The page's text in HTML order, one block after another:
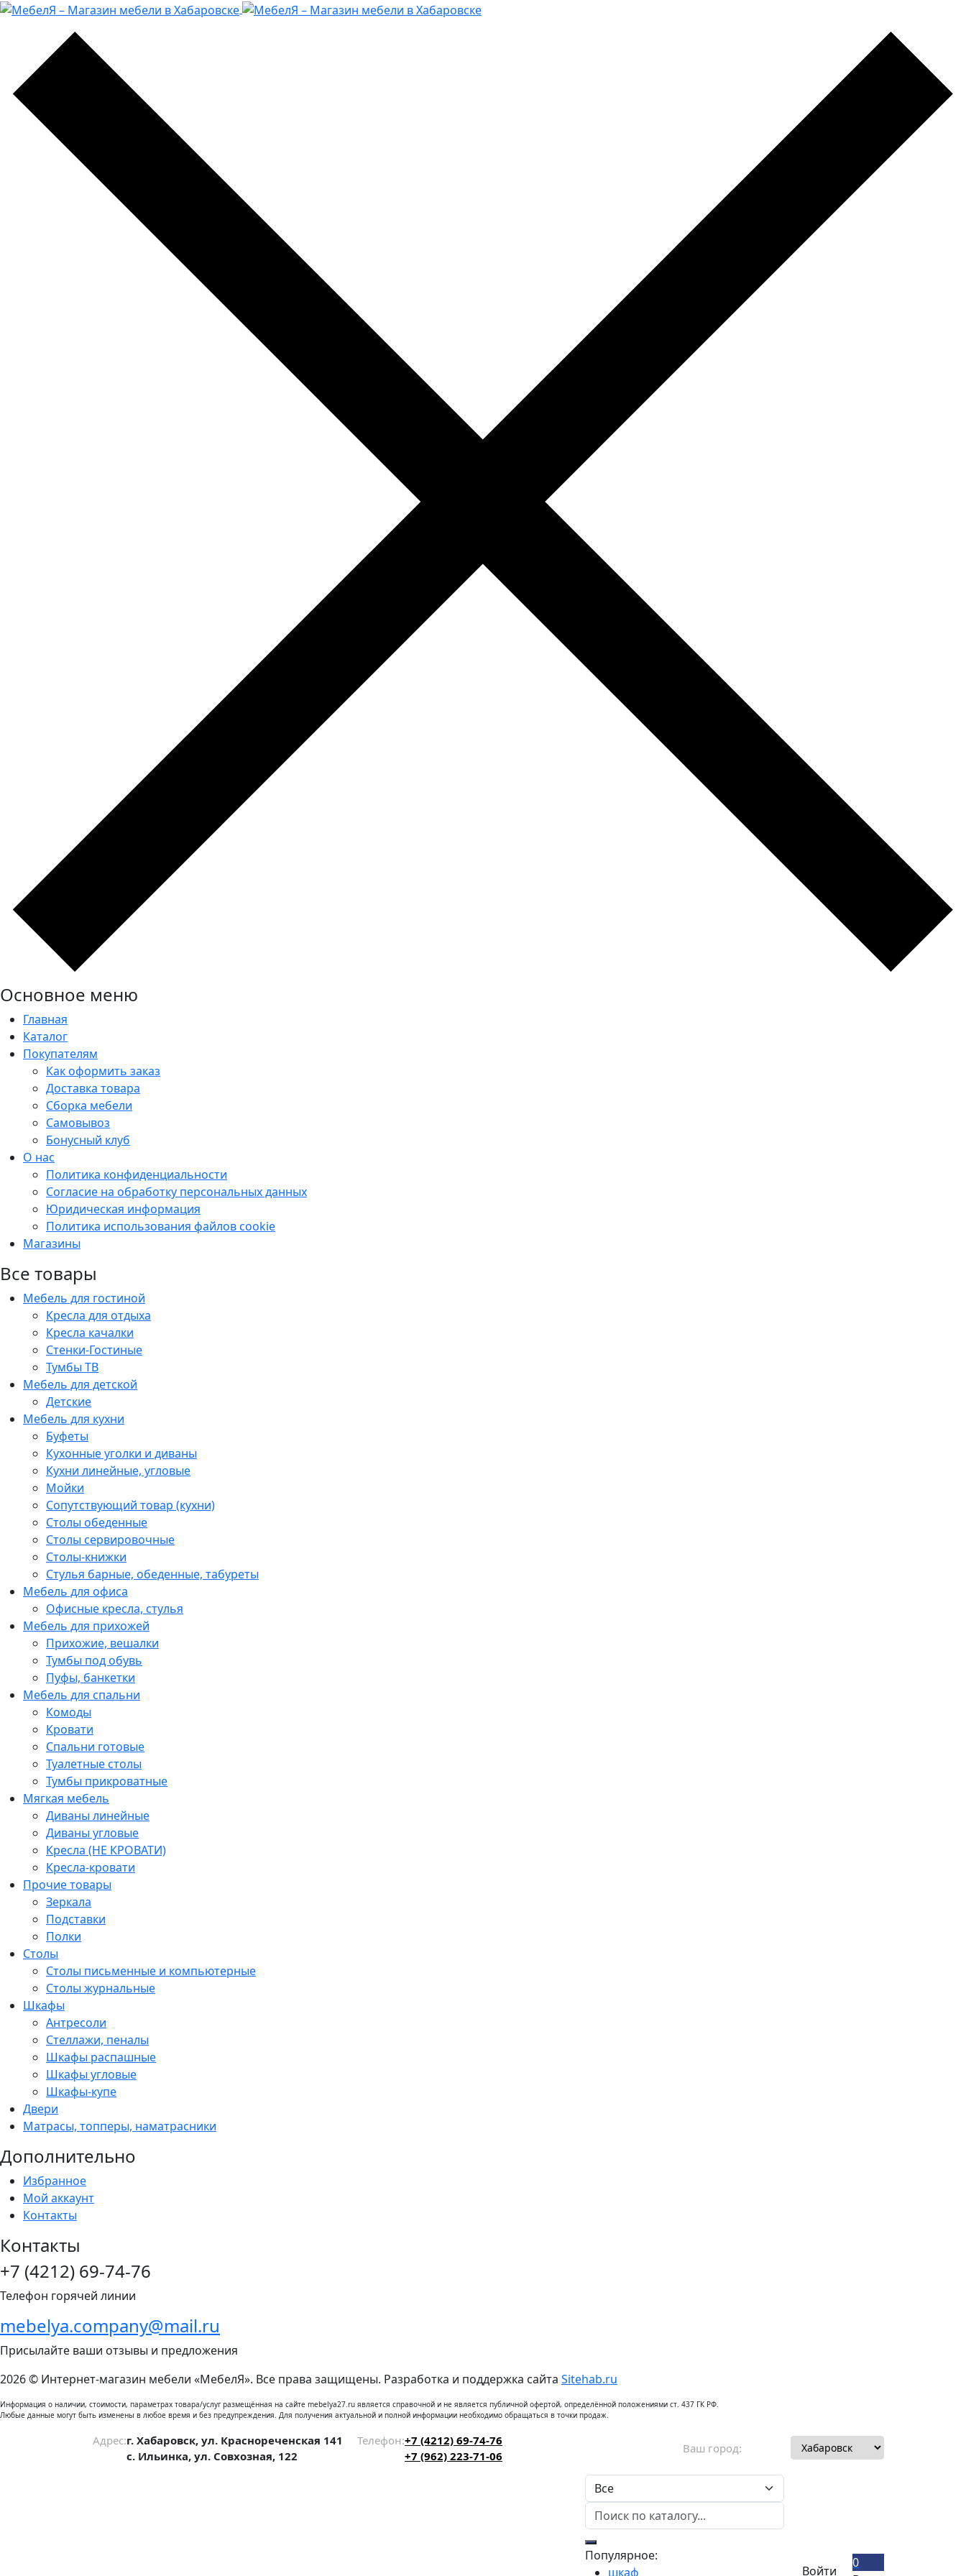
Основное меню
Главная
Каталог
Покупателям
Как оформить заказ
Доставка товара
Сборка мебели
Самовывоз
Бонусный клуб
О нас
Политика конфиденциальности
Согласие на обработку персональных данных
Юридическая информация
Политика использования файлов cookie
Магазины
Все товары
Мебель для гостиной
Кресла для отдыха
Кресла качалки
Стенки-Гостиные
Тумбы ТВ
Мебель для детской
Детские
Мебель для кухни
Буфеты
Кухонные уголки и диваны
Кухни линейные, угловые
Мойки
Сопутствующий товар (кухни)
Столы обеденные
Столы сервировочные
Столы-книжки
Стулья барные, обеденные, табуреты
Мебель для офиса
Офисные кресла, стулья
Мебель для прихожей
Прихожие, вешалки
Тумбы под обувь
Пуфы, банкетки
Мебель для спальни
Комоды
Кровати
Спальни готовые
Туалетные столы
Тумбы прикроватные
Мягкая мебель
Диваны линейные
Диваны угловые
Кресла (НЕ КРОВАТИ)
Кресла-кровати
Прочие товары
Зеркала
Подставки
Полки
Столы
Столы письменные и компьютерные
Столы журнальные
Шкафы
Антресоли
Стеллажи, пеналы
Шкафы распашные
Шкафы угловые
Шкафы-купе
Двери
Матрасы, топперы, наматрасники
Дополнительно
Избранное
Мой аккаунт
Контакты
Контакты
+7 (4212) 69-74-76
Телефон горячей линии
mebelya.company@mail.ru
Присылайте ваши отзывы и предложения
2026 © Интернет-магазин мебели «МебелЯ». Все права защищены. Разработка и поддержка сайта Sitehab.ru
Информация о наличии, стоимости, параметрах товара/услуг размещённая на сайте mebelya27.ru является справочной и не является публичной офертой, определённой положениями ст. 437 ГК РФ.
Любые данные могут быть изменены в любое время и без предупреждения. Для получения актуальной и полной информации необходимо обращаться в точки продаж.
Адрес:г. Хабаровск, ул. Краснореченская 141
с. Ильинка, ул. Совхозная, 122
Телефон:+7 (4212) 69-74-76
+7 (962) 223-71-06
Ваш город:
Популярное:
шкаф
Войти
0